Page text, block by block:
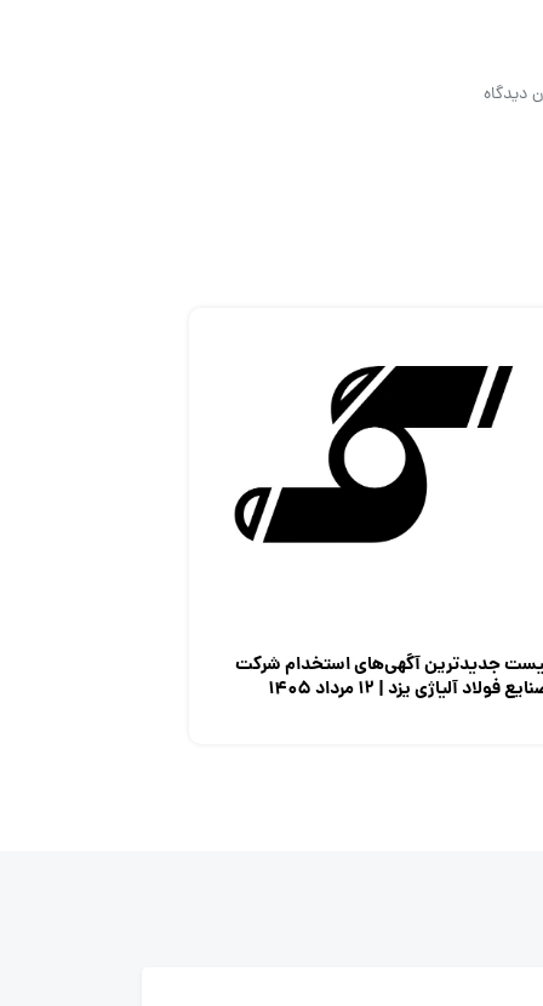
دیدگاه
جدیدترین آگهی‌های استخدام شرکت
فولاد آلیاژی یزد | ۱۲ مرداد ۱۴۰۵